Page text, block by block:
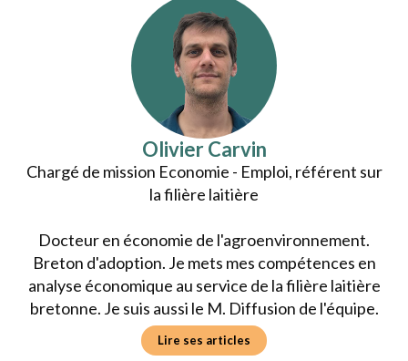
Olivier Carvin
Chargé de mission Economie - Emploi, référent sur
la filière laitière
Docteur en économie de l'agroenvironnement.
Breton d'adoption. Je mets mes compétences en
analyse économique au service de la filière laitière
bretonne. Je suis aussi le M. Diffusion de l'équipe.
Lire ses articles